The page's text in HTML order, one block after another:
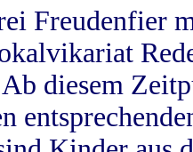
Freudenfier
diesem